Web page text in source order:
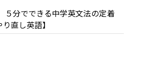
５分でできる中学英文法の定着
直し英語】